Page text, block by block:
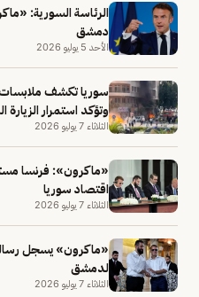
الرئاسة السورية:
دمشق
الأحد 5 يوليو 2026
سوريا تكشف
وتؤكد استمرار الزيارة
الثلاثاء 7 يوليو 2026
«ماكرون»: فرنسا
اقتصاد سوريا
الثلاثاء 7 يوليو 2026
«ماكرون» يسجل
لدمشق
الثلاثاء 7 يوليو 2026